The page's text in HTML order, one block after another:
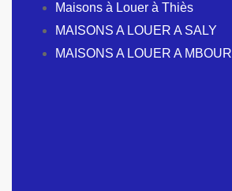
Maisons à Louer à Thiès
MAISONS A LOUER A SALY
MAISONS A LOUER A MBOUR